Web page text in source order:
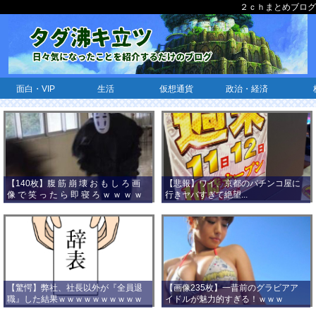
２ｃｈまとめブログ
面白・VIP 生活 仮想通貨 政治・経済
【140枚】腹 筋 崩 壊 お も し ろ 画
像 で 笑 っ た ら 即 寝 ろ ｗ ｗ ｗ ｗ
ｗ ｗ ｗ ｗ ｗ ｗ ｗ ｗ
【悲報】ワイ、京都のパチンコ屋に
行きヤバすぎて絶望...
【驚愕】弊社、社長以外が『全員退
職』した結果ｗｗｗｗｗｗｗｗｗｗ
ｗｗｗ
【画像235枚】一昔前のグラビアア
イドルが魅力的すぎる！ｗｗｗ